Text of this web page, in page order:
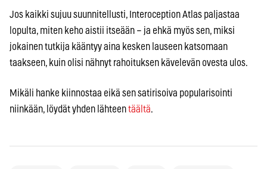
Jos kaikki sujuu suunnitellusti, Interoception Atlas paljastaa
lopulta, miten keho aistii itseään – ja ehkä myös sen, miksi
jokainen tutkija kääntyy aina kesken lauseen katsomaan
taakseen, kuin olisi nähnyt rahoituksen kävelevän ovesta ulos.
Mikäli hanke kiinnostaa eikä sen satirisoiva popularisointi
niinkään, löydät yhden lähteentäältä.